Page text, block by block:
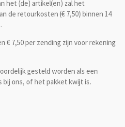
het (de) artikel(en) zal het
de retourkosten (€ 7,50) binnen 14
€ 7,50 per zending zijn voor rekening
gesteld worden als een
ons, of het pakket kwijt is.